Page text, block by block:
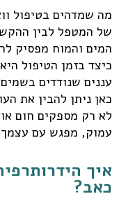
מה שמדהים בטיפול
של המטפל לבין
המים והמוח מפסיק
כיצד בזמן הטיפול
עננים שנודדים
כאן ניתן להבין את
לא רק מספקים חום
עמוק, מפגש עם
איך
כאב?